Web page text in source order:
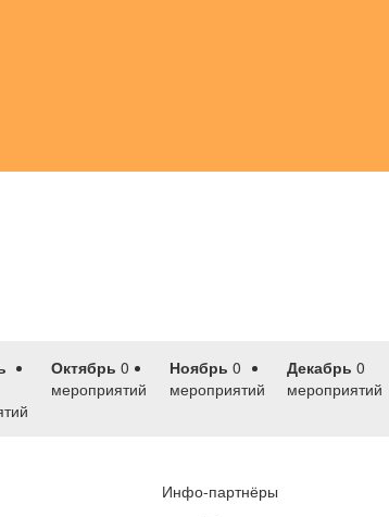
Октябрь 0
мероприятий
Ноябрь 0
мероприятий
Декабрь 0
мероприятий
Инфо-партнёры